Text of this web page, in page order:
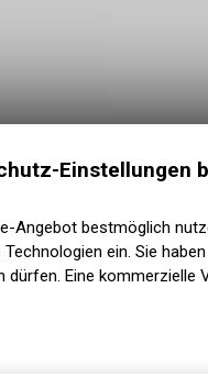
Einstellungen
Angebot bestmöglich
ein. Sie
dürfen. Eine kommerzielle